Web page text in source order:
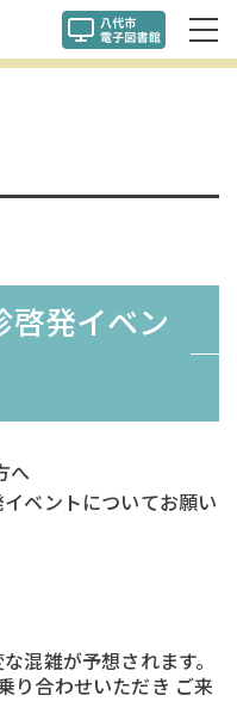
啓発イベン
へ
ベントについてお願い
混雑が予想されます。
り合わせいただき ご来